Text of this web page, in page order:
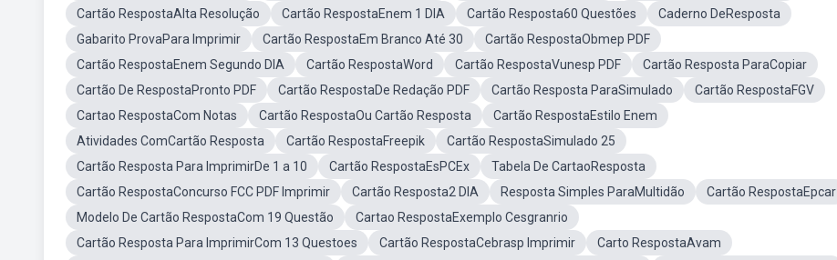
Cartão RespostaAlta Resolução
Cartão RespostaEnem 1 DIA Cartão Resposta60 Questões
Caderno DeResposta
Gabarito ProvaPara Imprimir
Cartão RespostaEm Branco Até 30
Cartão RespostaObmep PDF
Cartão RespostaEnem Segundo DIA
Cartão RespostaWord Cartão RespostaVunesp PDF
Cartão Resposta ParaCopiar
Cartão De RespostaPronto PDF
Cartão RespostaDe Redação PDF Cartão Resposta ParaSimulado
Cartão RespostaFGV
Cartao RespostaCom Notas
Cartão RespostaOu Cartão Resposta
Cartão RespostaEstilo Enem
Atividades ComCartão Resposta
Cartão RespostaFreepik
Cartão RespostaSimulado 25
Cartão Resposta Para ImprimirDe 1 a 10
Cartão RespostaEsPCEx
Tabela De CartaoResposta
Cartão RespostaConcurso FCC PDF Imprimir
Cartão Resposta2 DIA Resposta Simples ParaMultidão
Cartão RespostaEpcar
Modelo De Cartão RespostaCom 19 Questão
Cartao RespostaExemplo Cesgranrio
Cartão Resposta Para ImprimirCom 13 Questoes
Cartão RespostaCebrasp Imprimir
Carto RespostaAvam